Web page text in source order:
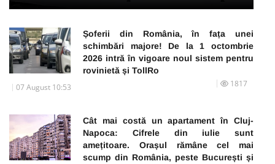
Șoferii din România, în fața unei
schimbări majore! De la 1 octombrie
2026 intră în vigoare noul sistem pentru
rovinietă și TollRo
07 August 10:53 1817
Cât mai costă un apartament în Cluj-
Napoca: Cifrele din iulie sunt
amețitoare. Orașul rămâne cel mai
scump din România, peste București și